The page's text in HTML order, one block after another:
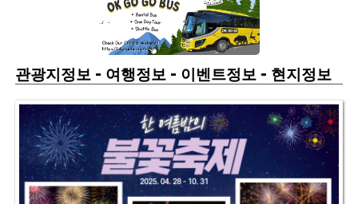
관광지정보- 여행정보- 이벤트정보- 현지정보